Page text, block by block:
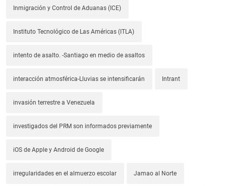
Inmigración y Control de Aduanas (ICE)
Instituto Tecnológico de Las Américas (ITLA)
intento de asalto. -Santiago en medio de asaltos
interacción atmosférica-Lluvias se intensificarán Intrant
invasión terrestre a Venezuela
investigados del PRM son informados previamente
iOS de Apple y Android de Google
irregularidades en el almuerzo escolar Jamao al Norte